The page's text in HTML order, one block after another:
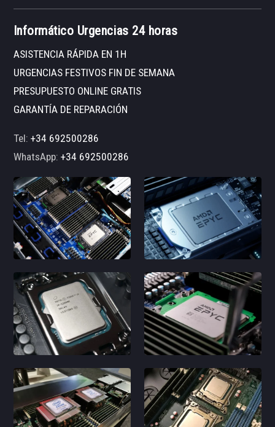
Informático Urgencias 24 horas
ASISTENCIA RÁPIDA EN 1H
URGENCIAS FESTIVOS FIN DE SEMANA
PRESUPUESTO ONLINE GRATIS
GARANTÍA DE REPARACIÓN
Tel:+34 692500286
WhatsApp:+34 692500286